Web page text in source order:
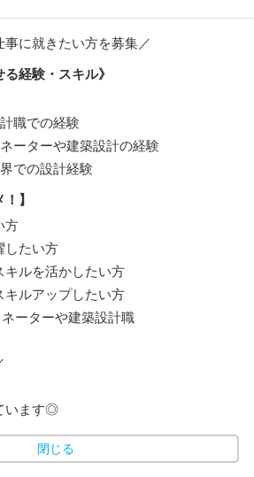
に就きたい方を募集／
る経験・スキル》
職での経験
ーターや建築設計の経験
での設計経験
】
方
したい方
ルを活かしたい方
ルアップしたい方
ーターや建築設計職
います◎
閉じる